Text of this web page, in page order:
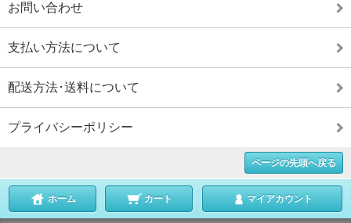
お問い合わせ
支払い方法について
配送方法･送料について
プライバシーポリシー
ページの先頭へ戻る
ホーム カート マイアカウント